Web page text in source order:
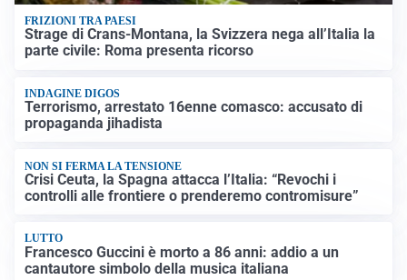
FRIZIONI TRA PAESI
Strage di Crans-Montana, la Svizzera nega all’Italia la
parte civile: Roma presenta ricorso
INDAGINE DIGOS
Terrorismo, arrestato 16enne comasco: accusato di
propaganda jihadista
NON SI FERMA LA TENSIONE
Crisi Ceuta, la Spagna attacca l’Italia: “Revochi i
controlli alle frontiere o prenderemo contromisure”
LUTTO
Francesco Guccini è morto a 86 anni: addio a un
cantautore simbolo della musica italiana